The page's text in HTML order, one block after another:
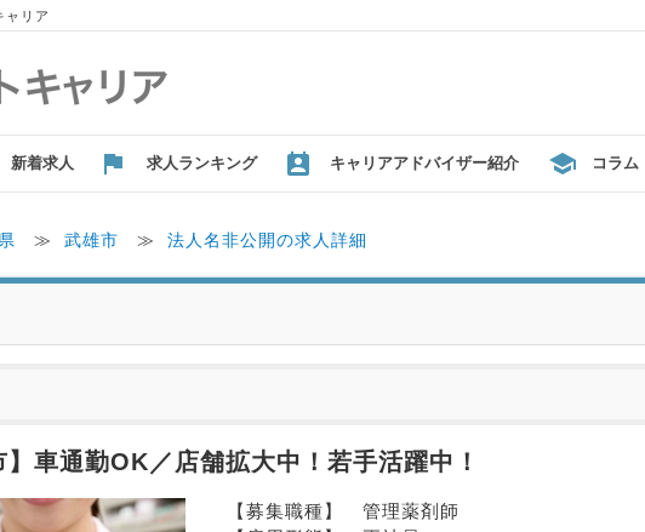
ャリア
新着求人 求人ランキング キャリアアドバイザー紹介 コラム
≫ 武雄市 ≫ 法人名非公開の求人詳細
車通勤OK／店舗拡大中！若手活躍中！
【募集職種】　管理薬剤師